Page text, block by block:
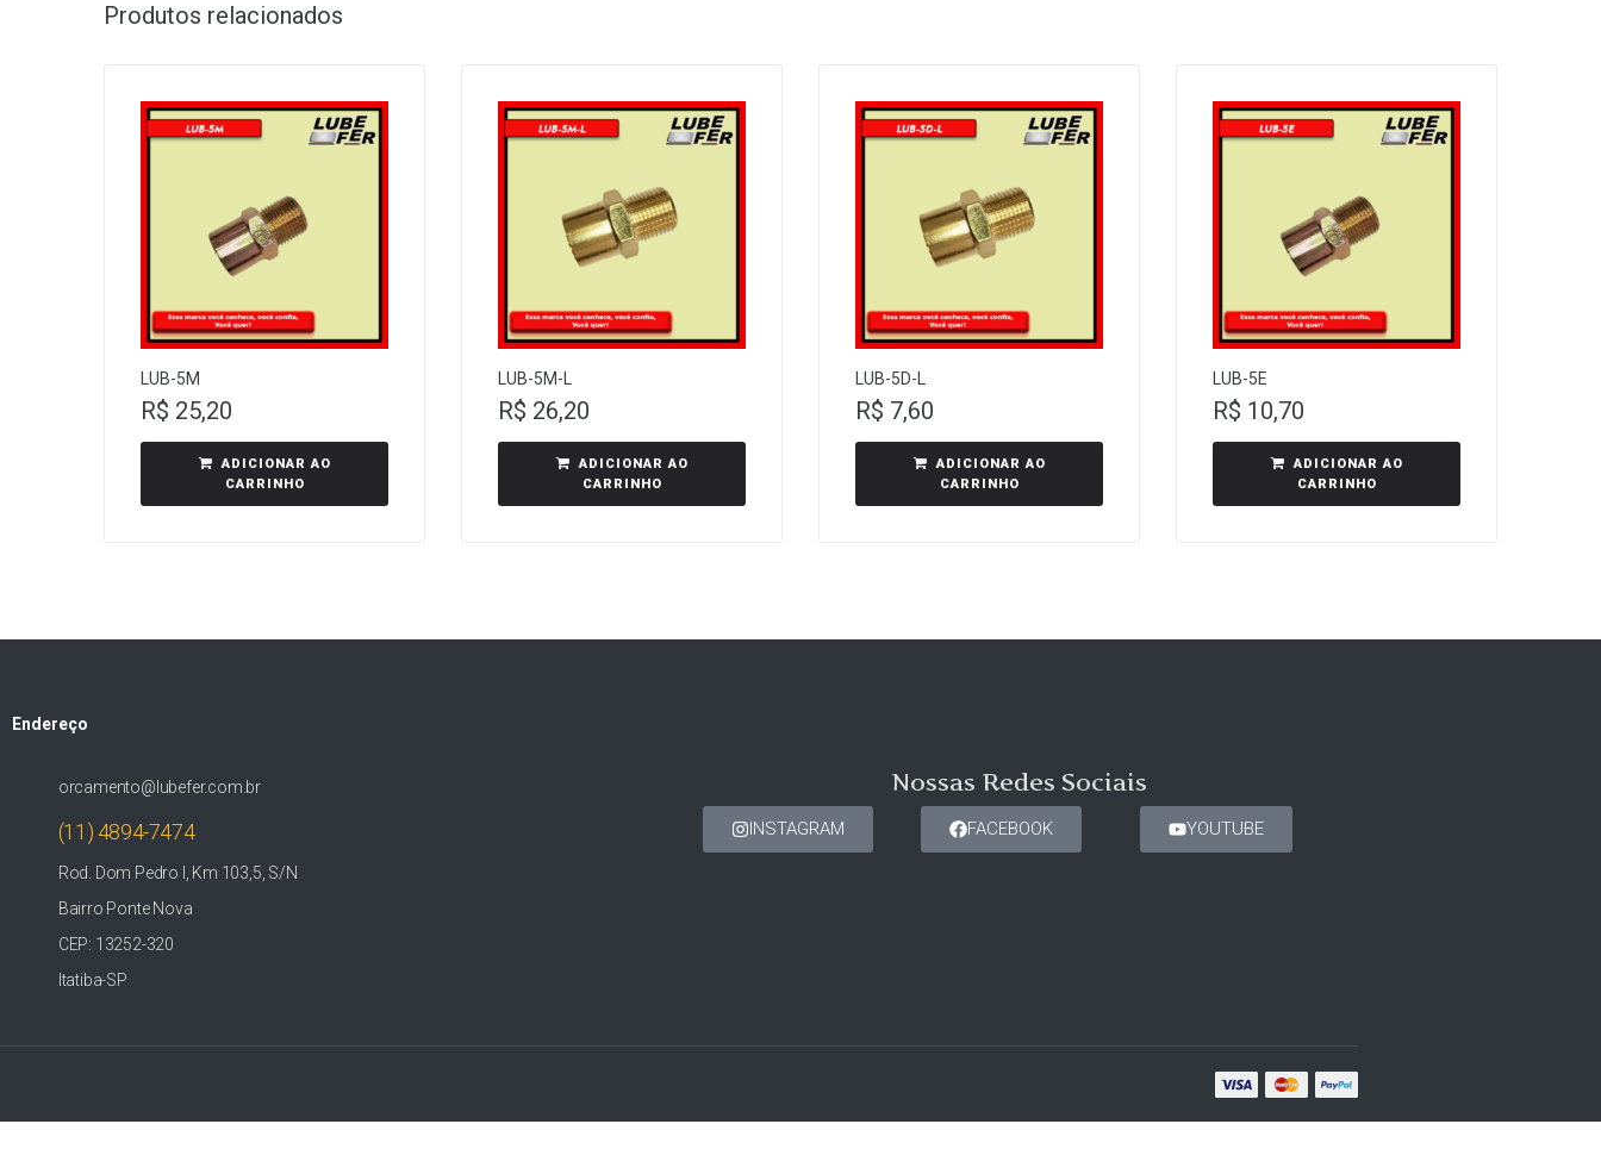
Produtos relacionados
LUB-5M
R$ 25,20
ADICIONAR AO
CARRINHO
LUB-5M-L
R$ 26,20
ADICIONAR AO
CARRINHO
LUB-5D-L
R$ 7,60
ADICIONAR AO
CARRINHO
LUB-5E
R$ 10,70
ADICIONAR AO
CARRINHO
Endereço
orcamento@lubefer.com.br
(11) 4894-7474
Rod. Dom Pedro I, Km 103,5, S/N
Bairro Ponte Nova
CEP: 13252-320
Itatiba-SP
Nossas Redes Sociais
INSTAGRAM FACEBOOK YOUTUBE